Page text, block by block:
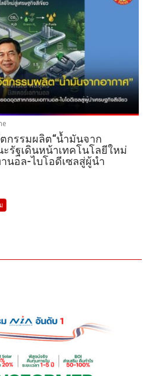
กรรมผลิต“น้ำมันจาก
รัฐเดินหน้าเทคโนโลยีใหม่
นอล-ไบโอดีเซลสู่ผู้นำ